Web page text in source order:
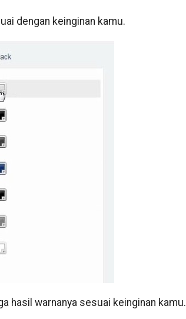
dengan keinginan kamu.
hasil warnanya sesuai keinginan kamu.